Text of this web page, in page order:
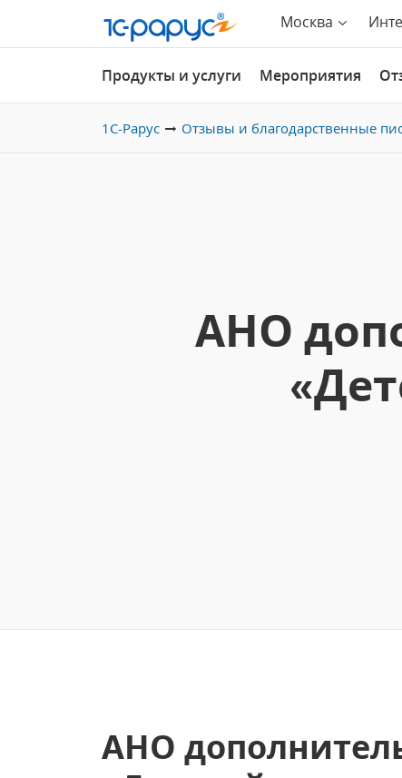
Москва
Продукты и услуги Мероприятия
1С-Рарус Отзывы и благодарственные
АНО
АНО